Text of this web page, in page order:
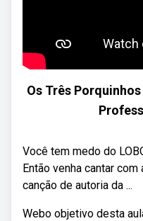
Os Três
Você tem medo do
Então venha cantar
canção de autoria da ...
Webo objetivo desta